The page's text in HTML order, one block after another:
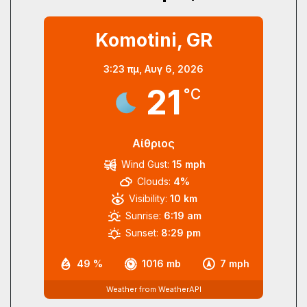
Komotini, GR
3:23 πμ, Αυγ 6, 2026
21 °C
Αίθριος
49 % 1016 mb 7 mph
Wind Gust: 15 mph
Clouds: 4%
Visibility: 10 km
Sunrise: 6:19 am
Sunset: 8:29 pm
Weather from WeatherAPI